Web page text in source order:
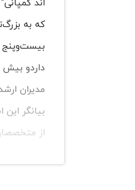
بیانگر
از